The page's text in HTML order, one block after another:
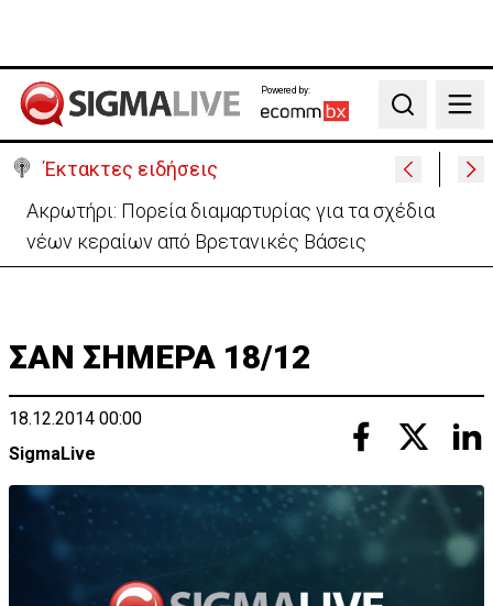
Powered by:
Search
Έκτακτες ειδήσεις
«Πόλεμος» Σάντσεθ-Μελόνι λόγω της Θέουτα:
Ελέγχους και από Ισπανία στα σύνορα
ΣΑΝ ΣΗΜΕΡΑ 18/12
18.12.2014 00:00
SigmaLive